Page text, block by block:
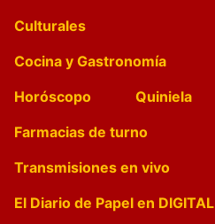
Culturales
Cocina y Gastronomía
Horóscopo
Quiniela
Farmacias de turno
Transmisiones en vivo
El Diario de Papel en DIGITAL